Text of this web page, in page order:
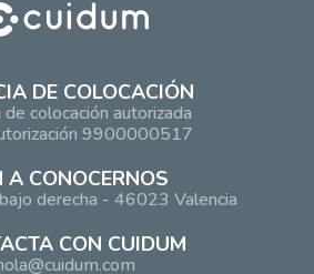
DE COLOCACIÓN
colocación autorizada
9900000517
A CONOCERNOS
derecha - 46023 Valencia
CON CUIDUM